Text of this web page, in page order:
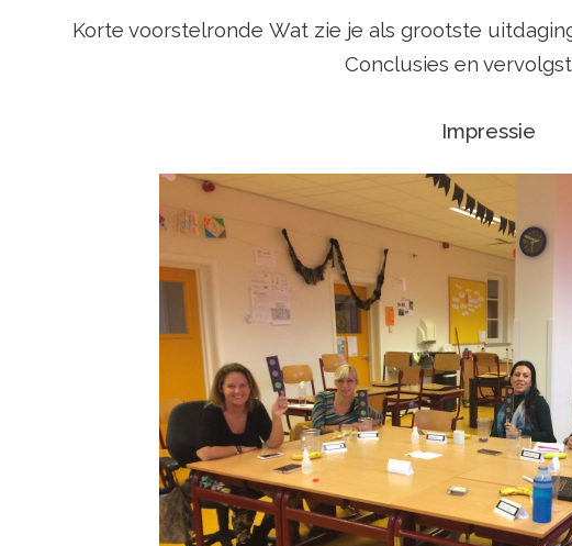
Korte voorstelronde Wat zie je als grootste
Conclusies en
Impressie